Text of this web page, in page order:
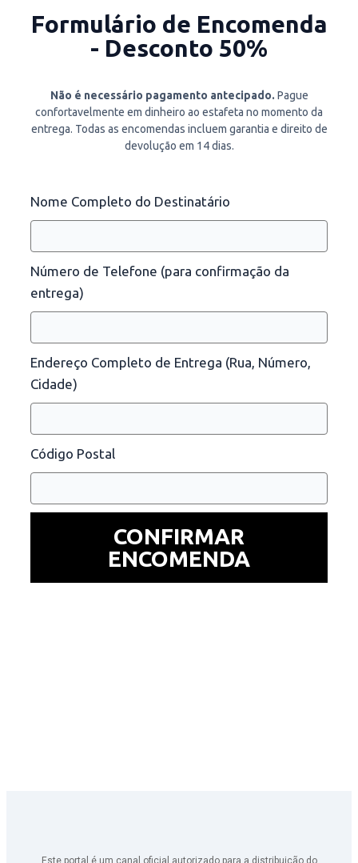
Formulário de Encomenda
- Desconto 50%
Não é necessário pagamento antecipado. Pague
confortavelmente em dinheiro ao estafeta no momento da
entrega. Todas as encomendas incluem garantia e direito de
devolução em 14 dias.
Nome Completo do Destinatário
Número de Telefone (para confirmação da
entrega)
Endereço Completo de Entrega (Rua, Número,
Cidade)
Código Postal
CONFIRMAR
ENCOMENDA